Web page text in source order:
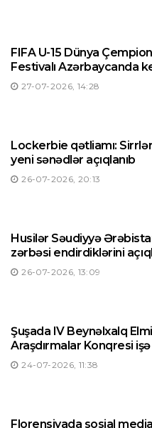
FIFA U-15 Dünya
Festivalı Azərbaycanda
Prezident Sərəncam
27-07-2026, 14:28
Lockerbie qətliamı:
yeni sənədlər açıqlanıb
26-07-2026, 20:13
Husilər Səudiyyə
zərbəsi endirdiklərini
26-07-2026, 13:09
Şuşada IV Beynəlxalq Elmi
Araşdırmalar Konqresi işə
24-07-2026, 11:38
Florensiyada sosial media